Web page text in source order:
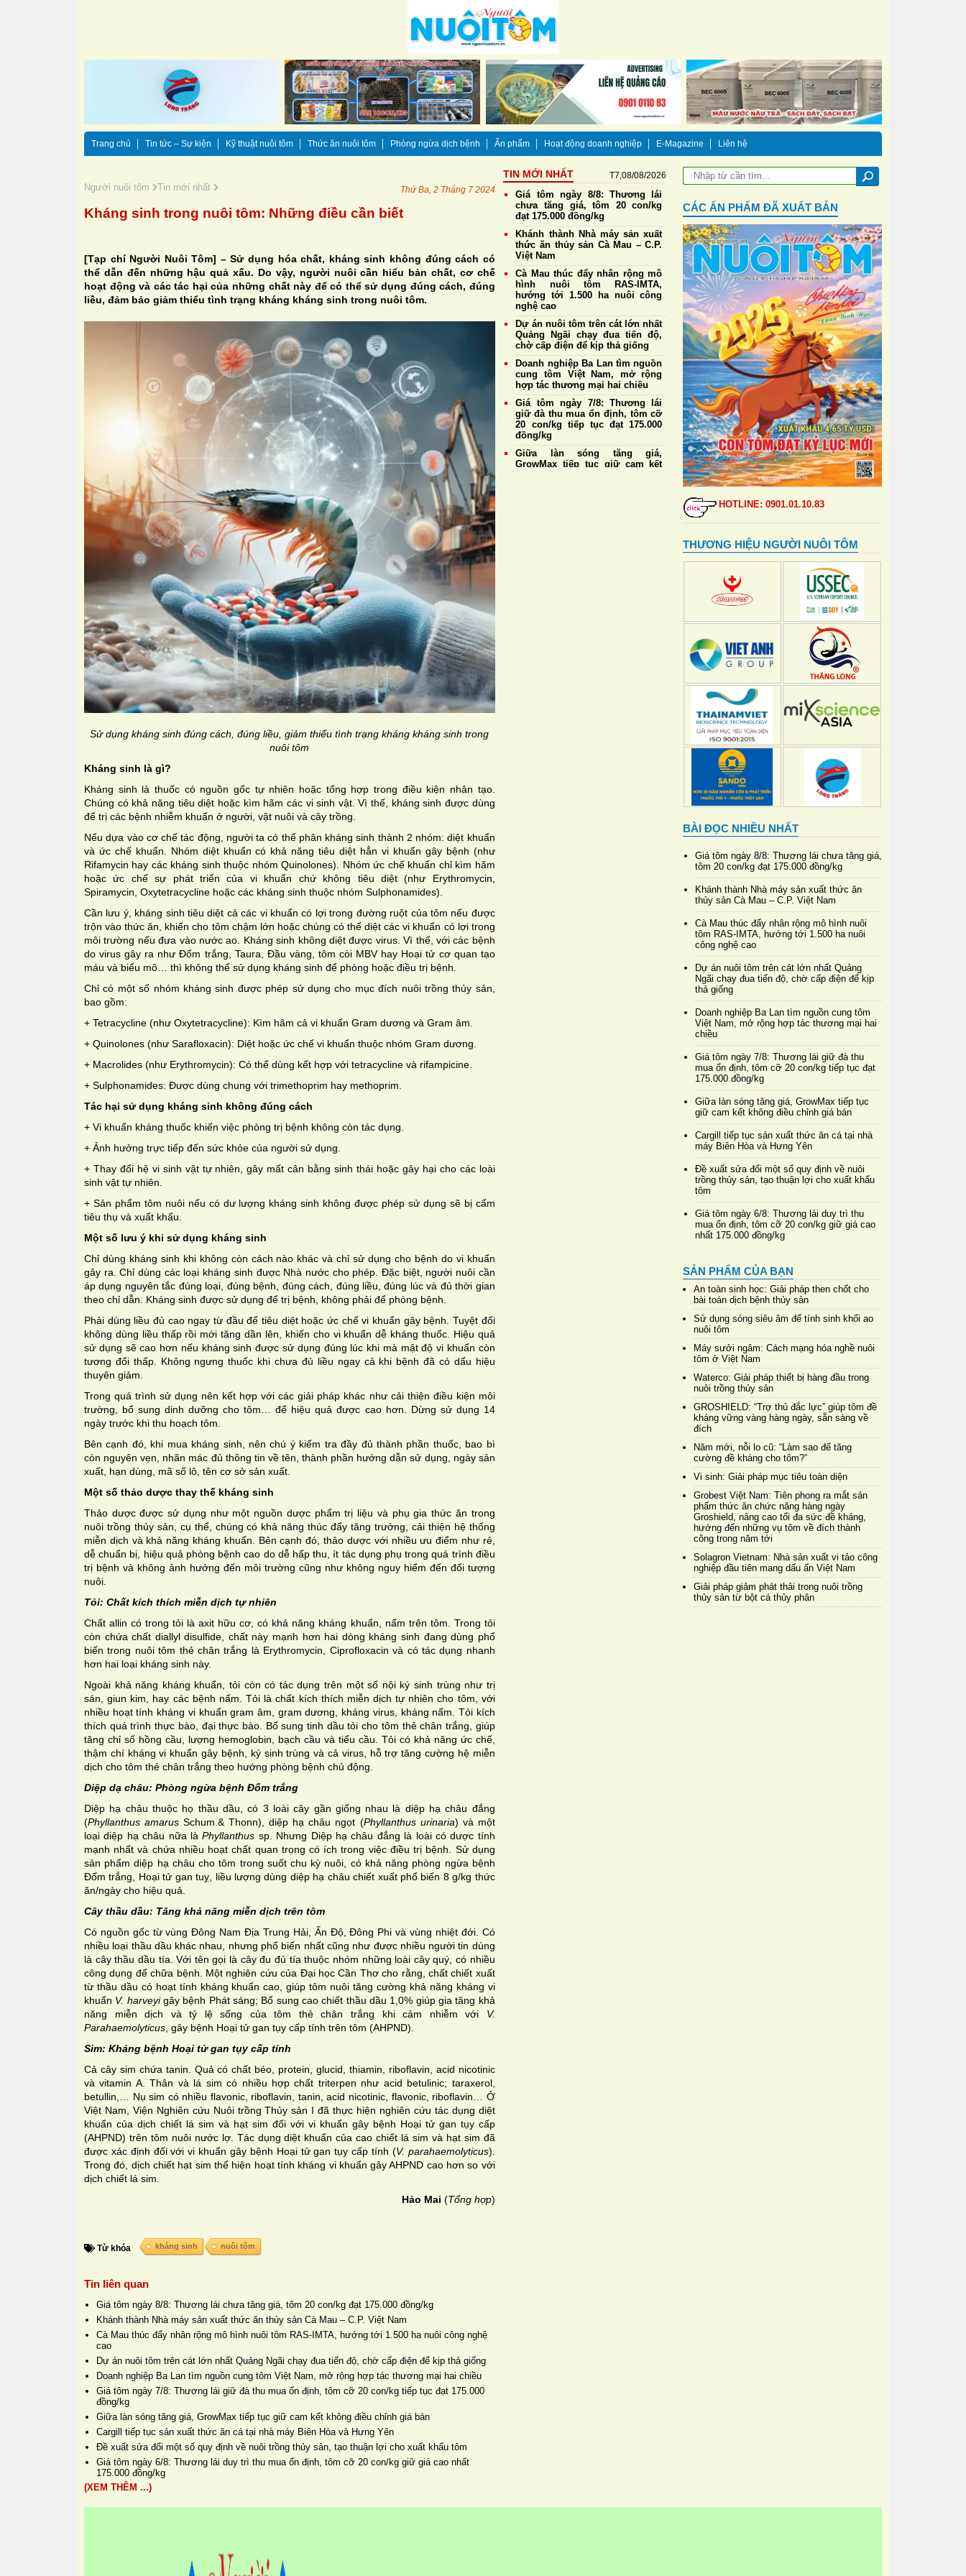
Trang chủ Tin tức – Sự kiện Kỹ thuật nuôi tôm Thức ăn nuôi tôm Phòng ngừa dịch bệnh Ấn phẩm Hoạt động doanh nghiệp E-Magazine Liên hệ
Người nuôi tôm Tin mới nhất Thứ Ba, 2 Tháng 7 2024
Kháng sinh trong nuôi tôm: Những điều cần biết
[Tạp chí Người Nuôi Tôm] – Sử dụng hóa chất, kháng sinh không đúng cách có
thể dẫn đến những hậu quả xấu. Do vậy, người nuôi cần hiểu bản chất, cơ chế
hoạt động và các tác hại của những chất này để có thể sử dụng đúng cách, đúng
liều, đảm bảo giảm thiểu tình trạng kháng kháng sinh trong nuôi tôm.
Sử dụng kháng sinh đúng cách, đúng liều, giảm thiểu tình trạng kháng kháng sinh trong
nuôi tôm
Kháng sinh là gì?
Kháng sinh là thuốc có nguồn gốc tự nhiên hoặc tổng hợp trong điều kiện nhân tạo.
Chúng có khả năng tiêu diệt hoặc kìm hãm các vi sinh vật. Vì thế, kháng sinh được dùng
để trị các bệnh nhiễm khuẩn ở người, vật nuôi và cây trồng.
Nếu dựa vào cơ chế tác động, người ta có thể phân kháng sinh thành 2 nhóm: diệt khuẩn
và ức chế khuẩn. Nhóm diệt khuẩn có khả năng tiêu diệt hẳn vi khuẩn gây bệnh (như
Rifamycin hay các kháng sinh thuộc nhóm Quinolones). Nhóm ức chế khuẩn chỉ kìm hãm
hoặc ức chế sự phát triển của vi khuẩn chứ không tiêu diệt (như Erythromycin,
Spiramycin, Oxytetracycline hoặc các kháng sinh thuộc nhóm Sulphonamides).
Cần lưu ý, kháng sinh tiêu diệt cả các vi khuẩn có lợi trong đường ruột của tôm nếu được
trộn vào thức ăn, khiến cho tôm chậm lớn hoặc chúng có thể diệt các vi khuẩn có lợi trong
môi trường nếu đưa vào nước ao. Kháng sinh không diệt được virus. Vì thế, với các bệnh
do virus gây ra như Đốm trắng, Taura, Đầu vàng, tôm còi MBV hay Hoại tử cơ quan tạo
máu và biểu mô… thì không thể sử dụng kháng sinh để phòng hoặc điều trị bệnh.
Chỉ có một số nhóm kháng sinh được phép sử dụng cho mục đích nuôi trồng thủy sản,
bao gồm:
+ Tetracycline (như Oxytetracycline): Kìm hãm cả vi khuẩn Gram dương và Gram âm.
+ Quinolones (như Sarafloxacin): Diệt hoặc ức chế vi khuẩn thuộc nhóm Gram dương.
+ Macrolides (như Erythromycin): Có thể dùng kết hợp với tetracycline và rifampicine.
+ Sulphonamides: Được dùng chung với trimethoprim hay methoprim.
Tác hại sử dụng kháng sinh không đúng cách
+ Vi khuẩn kháng thuốc khiến việc phòng trị bệnh không còn tác dụng.
+ Ảnh hưởng trực tiếp đến sức khỏe của người sử dụng.
+ Thay đổi hệ vi sinh vật tự nhiên, gây mất cân bằng sinh thái hoặc gây hại cho các loài
sinh vật tự nhiên.
+ Sản phẩm tôm nuôi nếu có dư lượng kháng sinh không được phép sử dụng sẽ bị cấm
tiêu thụ và xuất khẩu.
Một số lưu ý khi sử dụng kháng sinh
Chỉ dùng kháng sinh khi không còn cách nào khác và chỉ sử dụng cho bệnh do vi khuẩn
gây ra. Chỉ dùng các loại kháng sinh được Nhà nước cho phép. Đặc biệt, người nuôi cần
áp dụng nguyên tắc đúng loại, đúng bệnh, đúng cách, đúng liều, đúng lúc và đủ thời gian
theo chỉ dẫn. Kháng sinh được sử dụng để trị bệnh, không phải để phòng bệnh.
Phải dùng liều đủ cao ngay từ đầu để tiêu diệt hoặc ức chế vi khuẩn gây bệnh. Tuyệt đối
không dùng liều thấp rồi mới tăng dần lên, khiến cho vi khuẩn dễ kháng thuốc. Hiệu quả
sử dụng sẽ cao hơn nếu kháng sinh được sử dụng đúng lúc khi mà mật độ vi khuẩn còn
tương đối thấp. Không ngưng thuốc khi chưa đủ liều ngay cả khi bệnh đã có dấu hiệu
thuyên giảm.
Trong quá trình sử dụng nên kết hợp với các giải pháp khác như cải thiện điều kiện môi
trường, bổ sung dinh dưỡng cho tôm… để hiệu quả được cao hơn. Dừng sử dụng 14
ngày trước khi thu hoạch tôm.
Bên cạnh đó, khi mua kháng sinh, nên chú ý kiểm tra đầy đủ thành phần thuốc, bao bì
còn nguyên vẹn, nhãn mác đủ thông tin về tên, thành phần hướng dẫn sử dụng, ngày sản
xuất, hạn dùng, mã số lô, tên cơ sở sản xuất.
Một số thảo dược thay thế kháng sinh
Thảo dược được sử dụng như một nguồn dược phẩm trị liệu và phụ gia thức ăn trong
nuôi trồng thủy sản, cụ thể, chúng có khả năng thúc đẩy tăng trưởng, cải thiện hệ thống
miễn dịch và khả năng kháng khuẩn. Bên cạnh đó, thảo dược với nhiều ưu điểm như rẻ,
dễ chuẩn bị, hiệu quả phòng bệnh cao do dễ hấp thu, ít tác dụng phụ trong quá trình điều
trị bệnh và không ảnh hưởng đến môi trường cũng như không nguy hiểm đến đối tượng
nuôi.
Tỏi: Chất kích thích miễn dịch tự nhiên
Chất allin có trong tỏi là axit hữu cơ, có khả năng kháng khuẩn, nấm trên tôm. Trong tỏi
còn chứa chất diallyl disulfide, chất này mạnh hơn hai dòng kháng sinh đang dùng phổ
biến trong nuôi tôm thẻ chân trắng là Erythromycin, Ciprofloxacin và có tác dụng nhanh
hơn hai loại kháng sinh này.
Ngoài khả năng kháng khuẩn, tỏi còn có tác dụng trên một số nội ký sinh trùng như trị
sán, giun kim, hay các bệnh nấm. Tỏi là chất kích thích miễn dịch tự nhiên cho tôm, với
nhiều hoạt tính kháng vi khuẩn gram âm, gram dương, kháng virus, kháng nấm. Tỏi kích
thích quá trình thực bào, đại thực bào. Bổ sung tinh dầu tỏi cho tôm thẻ chân trắng, giúp
tăng chỉ số hồng cầu, lượng hemoglobin, bạch cầu và tiểu cầu. Tỏi có khả năng ức chế,
thậm chí kháng vi khuẩn gây bệnh, ký sinh trùng và cả virus, hỗ trợ tăng cường hệ miễn
dịch cho tôm thẻ chân trắng theo hướng phòng bệnh chủ động.
Diệp dạ châu: Phòng ngừa bệnh Đốm trắng
Diệp hạ châu thuộc họ thầu dầu, có 3 loài cây gần giống nhau là diệp hạ châu đắng
(Phyllanthus amarusSchum.& Thonn), diệp hạ châu ngọt (Phyllanthus urinaria) và một
loại diệp hạ châu nữa làPhyllanthus sp. Nhưng Diệp hạ châu đắng là loài có dược tính
mạnh nhất và chứa nhiều hoạt chất quan trọng có ích trong việc điều trị bệnh. Sử dụng
sản phẩm diệp hạ châu cho tôm trong suốt chu kỳ nuôi, có khả năng phòng ngừa bệnh
Đốm trắng, Hoại tử gan tuỵ, liều lượng dùng diệp hạ châu chiết xuất phổ biến 8 g/kg thức
ăn/ngày cho hiệu quả.
Cây thầu dầu: Tăng khả năng miễn dịch trên tôm
Có nguồn gốc từ vùng Đông Nam Địa Trung Hải, Ấn Độ, Đông Phi và vùng nhiệt đới. Có
nhiều loại thầu dầu khác nhau, nhưng phổ biến nhất cũng như được nhiều người tin dùng
là cây thầu dầu tía. Với tên gọi là cây đu đủ tía thuộc nhóm những loài cây quý, có nhiều
công dụng để chữa bệnh. Một nghiên cứu của Đại học Cần Thơ cho rằng, chất chiết xuất
từ thầu dầu có hoạt tính kháng khuẩn cao, giúp tôm nuôi tăng cường khả năng kháng vi
khuẩn V. harveyigây bệnh Phát sáng; Bổ sung cao chiết thầu dầu 1,0% giúp gia tăng khả
năng miễn dịch và tỷ lệ sống của tôm thẻ chân trắng khi cảm nhiễm với V.
Parahaemolyticus , gây bệnh Hoại tử gan tụy cấp tính trên tôm (AHPND).
Sim: Kháng bệnh Hoại tử gan tụy cấp tính
Cả cây sim chứa tanin. Quả có chất béo, protein, glucid, thiamin, riboflavin, acid nicotinic
và vitamin A. Thân và lá sim có nhiều hợp chất triterpen như acid betulinic; taraxerol,
betullin,… Nụ sim có nhiều flavonic, riboflavin, tanin, acid nicotinic, flavonic, riboflavin… Ở
Việt Nam, Viện Nghiên cứu Nuôi trồng Thủy sản I đã thực hiện nghiên cứu tác dụng diệt
khuẩn của dịch chiết lá sim và hạt sim đối với vi khuẩn gây bệnh Hoại tử gan tụy cấp
(AHPND) trên tôm nuôi nước lợ. Tác dụng diệt khuẩn của cao chiết lá sim và hạt sim đã
được xác định đối với vi khuẩn gây bệnh Hoại tử gan tụy cấp tính (V. parahaemolyticus).
Trong đó, dịch chiết hạt sim thể hiện hoạt tính kháng vi khuẩn gây AHPND cao hơn so với
dịch chiết lá sim.
Hảo Mai (Tổng hợp)
Từ khóa kháng sinh nuôi tôm
Tin liên quan
Giá tôm ngày 8/8: Thương lái chưa tăng giá, tôm 20 con/kg đạt 175.000 đồng/kg
Khánh thành Nhà máy sản xuất thức ăn thủy sản Cà Mau – C.P. Việt Nam
Cà Mau thúc đẩy nhân rộng mô hình nuôi tôm RAS-IMTA, hướng tới 1.500 ha nuôi công nghệ
cao
Dự án nuôi tôm trên cát lớn nhất Quảng Ngãi chạy đua tiến độ, chờ cấp điện để kịp thả giống
Doanh nghiệp Ba Lan tìm nguồn cung tôm Việt Nam, mở rộng hợp tác thương mại hai chiều
Giá tôm ngày 7/8: Thương lái giữ đà thu mua ổn định, tôm cỡ 20 con/kg tiếp tục đạt 175.000
đồng/kg
Giữa làn sóng tăng giá, GrowMax tiếp tục giữ cam kết không điều chỉnh giá bán
Cargill tiếp tục sản xuất thức ăn cá tại nhà máy Biên Hòa và Hưng Yên
Đề xuất sửa đổi một số quy định về nuôi trồng thủy sản, tạo thuận lợi cho xuất khẩu tôm
Giá tôm ngày 6/8: Thương lái duy trì thu mua ổn định, tôm cỡ 20 con/kg giữ giá cao nhất
175.000 đồng/kg
(XEM THÊM ...)
TIN MỚI NHẤT T7,08/08/2026
Giá tôm ngày 8/8: Thương lái
chưa tăng giá, tôm 20 con/kg
đạt 175.000 đồng/kg
Khánh thành Nhà máy sản xuất
thức ăn thủy sản Cà Mau – C.P.
Việt Nam
Cà Mau thúc đẩy nhân rộng mô
hình nuôi tôm RAS-IMTA,
hướng tới 1.500 ha nuôi công
nghệ cao
Dự án nuôi tôm trên cát lớn nhất
Quảng Ngãi chạy đua tiến độ,
chờ cấp điện để kịp thả giống
Doanh nghiệp Ba Lan tìm nguồn
cung tôm Việt Nam, mở rộng
hợp tác thương mại hai chiều
Giá tôm ngày 7/8: Thương lái
giữ đà thu mua ổn định, tôm cỡ
20 con/kg tiếp tục đạt 175.000
đồng/kg
Giữa làn sóng tăng giá,
GrowMax tiếp tục giữ cam kết
CÁC ẤN PHẨM ĐÃ XUẤT BẢN
HOTLINE: 0901.01.10.83
THƯƠNG HIỆU NGƯỜI NUÔI TÔM
BÀI ĐỌC NHIỀU NHẤT
Giá tôm ngày 8/8: Thương lái chưa tăng giá,
tôm 20 con/kg đạt 175.000 đồng/kg
Khánh thành Nhà máy sản xuất thức ăn
thủy sản Cà Mau – C.P. Việt Nam
Cà Mau thúc đẩy nhân rộng mô hình nuôi
tôm RAS-IMTA, hướng tới 1.500 ha nuôi
công nghệ cao
Dự án nuôi tôm trên cát lớn nhất Quảng
Ngãi chạy đua tiến độ, chờ cấp điện để kịp
thả giống
Doanh nghiệp Ba Lan tìm nguồn cung tôm
Việt Nam, mở rộng hợp tác thương mại hai
chiều
Giá tôm ngày 7/8: Thương lái giữ đà thu
mua ổn định, tôm cỡ 20 con/kg tiếp tục đạt
175.000 đồng/kg
Giữa làn sóng tăng giá, GrowMax tiếp tục
giữ cam kết không điều chỉnh giá bán
Cargill tiếp tục sản xuất thức ăn cá tại nhà
máy Biên Hòa và Hưng Yên
Đề xuất sửa đổi một số quy định về nuôi
trồng thủy sản, tạo thuận lợi cho xuất khẩu
tôm
Giá tôm ngày 6/8: Thương lái duy trì thu
mua ổn định, tôm cỡ 20 con/kg giữ giá cao
nhất 175.000 đồng/kg
SẢN PHẨM CỦA BẠN
An toàn sinh học: Giải pháp then chốt cho
bài toán dịch bệnh thủy sản
Sử dụng sóng siêu âm để tính sinh khối ao
nuôi tôm
Máy sưởi ngâm: Cách mạng hóa nghề nuôi
tôm ở Việt Nam
Waterco: Giải pháp thiết bị hàng đầu trong
nuôi trồng thủy sản
GROSHIELD: “Trợ thủ đắc lực” giúp tôm đề
kháng vững vàng hàng ngày, sẵn sàng về
đích
Năm mới, nỗi lo cũ: “Làm sao để tăng
cường đề kháng cho tôm?”
Vi sinh: Giải pháp mục tiêu toàn diện
Grobest Việt Nam: Tiên phong ra mắt sản
phẩm thức ăn chức năng hàng ngày
Groshield, nâng cao tối đa sức đề kháng,
hướng đến những vụ tôm về đích thành
công trong năm tới
Solagron Vietnam: Nhà sản xuất vi tảo công
nghiệp đầu tiên mang dấu ấn Việt Nam
Giải pháp giảm phát thải trong nuôi trồng
thủy sản từ bột cá thủy phân